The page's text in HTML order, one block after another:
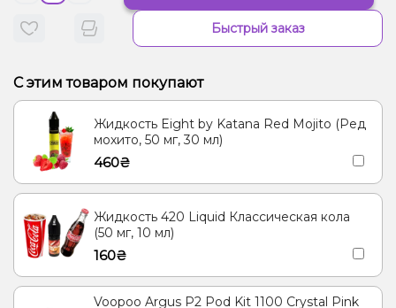
Быстрый заказ
С этим товаром покупают
Жидкость Eight by Katana Red Mojito (Ред
мохито, 50 мг, 30 мл)
460₴
Жидкость 420 Liquid Классическая кола
(50 мг, 10 мл)
160₴
Voopoo Argus P2 Pod Kit 1100 Crystal Pink